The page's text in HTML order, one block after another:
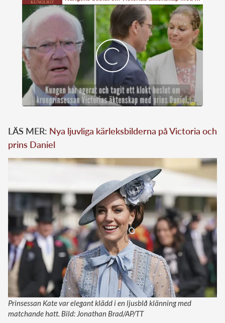
LÄS MER: Nya ljuvliga kärleksbilderna på Victoria och
prins Daniel
Prinsessan Kate var elegant klädd i en ljusblå klänning med
matchande hatt. Bild: Jonathan Brad/AP/TT